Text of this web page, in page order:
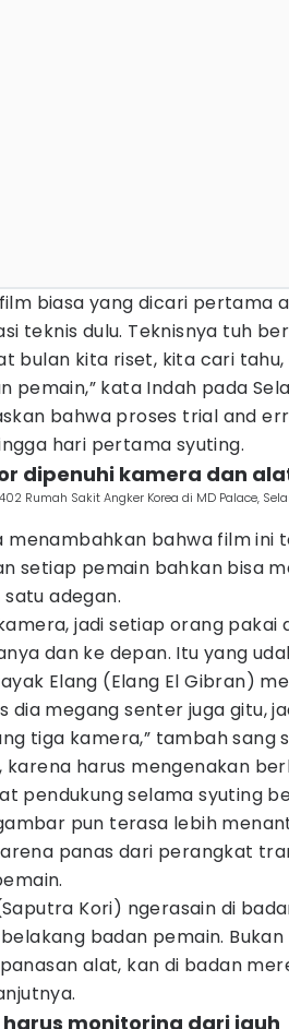
biasa yang dicari pertama
teknis dulu. Teknisnya tuh
bulan kita riset, kita cari
pemain,” kata Indah pada
bahwa proses trial and
hari pertama syuting.
dipenuhi kamera dan
Rumah Sakit Angker Korea di MD Palace,
menambahkan bahwa film ini
setiap pemain bahkan bisa
adegan.
jadi setiap orang pakai
dan ke depan. Itu yang
Elang (Elang El Gibran)
dia megang senter juga gitu,
tiga kamera,” tambah sang
karena harus mengenakan
pendukung selama syuting
pun terasa lebih
panas dari perangkat
Kori) ngerasain di
badan pemain.
alat, kan di badan
monitoring dari jauh